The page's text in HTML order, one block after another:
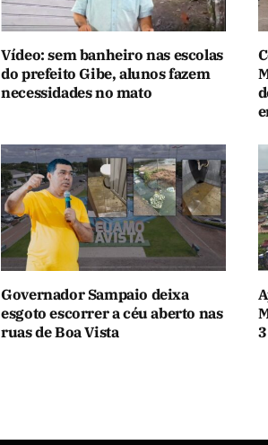
Vídeo: sem banheiro nas escolas
do prefeito Gibe, alunos fazem
necessidades no mato
Governador Sampaio deixa
esgoto escorrer a céu aberto nas
ruas de Boa Vista